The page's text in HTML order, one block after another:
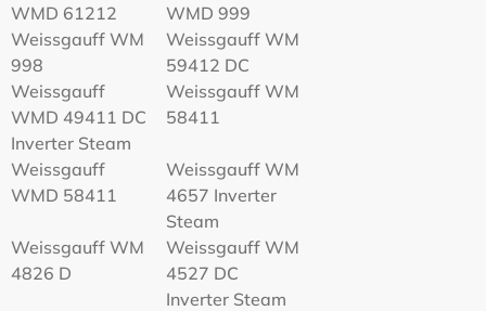
WMD 61212
WMD 999
Weissgauff WM
998
Weissgauff WM
59412 DC
Weissgauff
WMD 49411 DC
Inverter Steam
Weissgauff WM
58411
Weissgauff
WMD 58411
Weissgauff WM
4657 Inverter
Steam
Weissgauff WM
4826 D
Weissgauff WM
4527 DC
Inverter Steam